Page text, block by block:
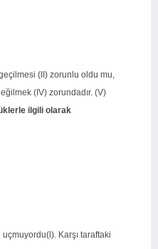
(II) zorunlu oldu mu,
(IV) zorundadır. (V)
ilgili olarak
Karşı taraftaki